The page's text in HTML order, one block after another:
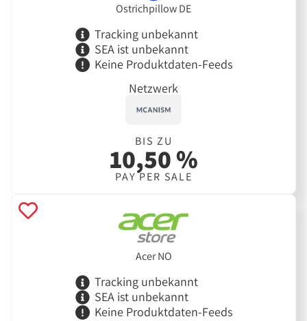
Ostrichpillow DE
Tracking unbekannt
SEA ist unbekannt
Keine Produktdaten-Feeds
Netzwerk
BIS ZU
10,50 %
PAY PER SALE
Acer NO
Tracking unbekannt
SEA ist unbekannt
Keine Produktdaten-Feeds